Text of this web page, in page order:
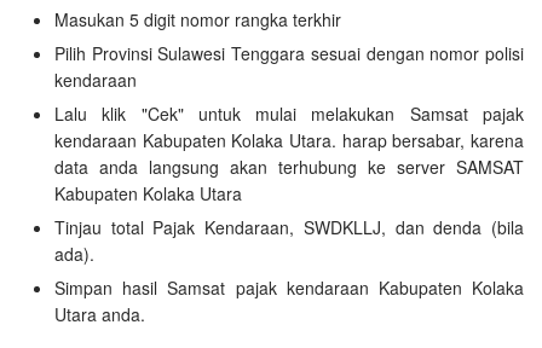
Masukan 5 digit nomor rangka terkhir
Pilih Provinsi Sulawesi Tenggara sesuai dengan nomor polisi
kendaraan
Lalu klik "Cek" untuk mulai melakukan Samsat pajak
kendaraan Kabupaten Kolaka Utara. harap bersabar, karena
data anda langsung akan terhubung ke server SAMSAT
Kabupaten Kolaka Utara
Tinjau total Pajak Kendaraan, SWDKLLJ, dan denda (bila
ada).
Simpan hasil Samsat pajak kendaraan Kabupaten Kolaka
Utara anda.